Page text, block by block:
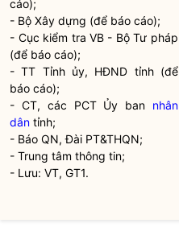
cáo);
- Bộ Xây dựng (để báo cáo);
- Cục kiểm tra VB - Bộ Tư pháp
(để báo cáo);
- TT Tỉnh ủy, HĐND tỉnh (để
báo cáo);
- CT, các PCT Ủy ban nhân
dân tỉnh;
- Báo QN, Đài PT&THQN;
- Trung tâm thông tin;
- Lưu: VT, GT1.